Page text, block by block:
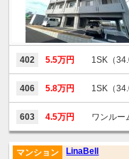
402 5.5万円 1SK（
406 5.8万円 1SK（
603 4.5万円 ワンルー
LinaBell
マンション